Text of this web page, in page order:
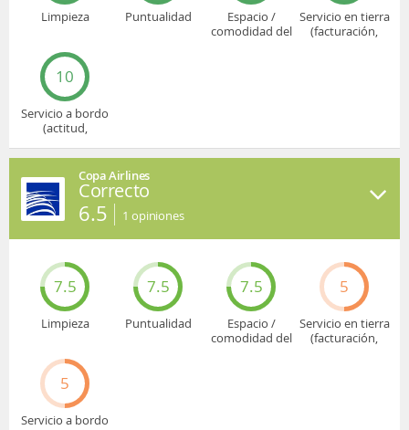
Limpieza Puntualidad
Espacio /
comodidad del
Servicio en tierra
(facturación,
10
Servicio a bordo
(actitud,
Copa Airlines
Correcto
6.5 1 opiniones
7.5
Limpieza
7.5
Puntualidad
7.5
Espacio /
comodidad del
5
Servicio en tierra
(facturación,
5
Servicio a bordo